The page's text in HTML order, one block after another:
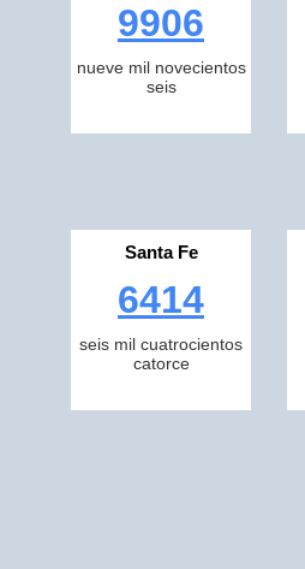
9906
nueve mil novecientos
seis
Santa Fe
6414
seis mil cuatrocientos
catorce